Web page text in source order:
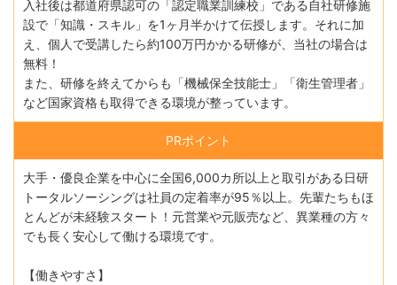
入社後は都道府県認可の「認定職業訓練校」である自社研修施
設で「知識・スキル」を1ヶ月半かけて伝授します。それに加
え、個人で受講したら約100万円かかる研修が、当社の場合は
無料！
また、研修を終えてからも「機械保全技能士」「衛生管理者」
など国家資格も取得できる環境が整っています。
PRポイント
大手・優良企業を中心に全国6,000カ所以上と取引がある日研
トータルソーシングは社員の定着率が95％以上。先輩たちもほ
とんどが未経験スタート！元営業や元販売など、異業種の方々
でも長く安心して働ける環境です。
【働きやすさ】